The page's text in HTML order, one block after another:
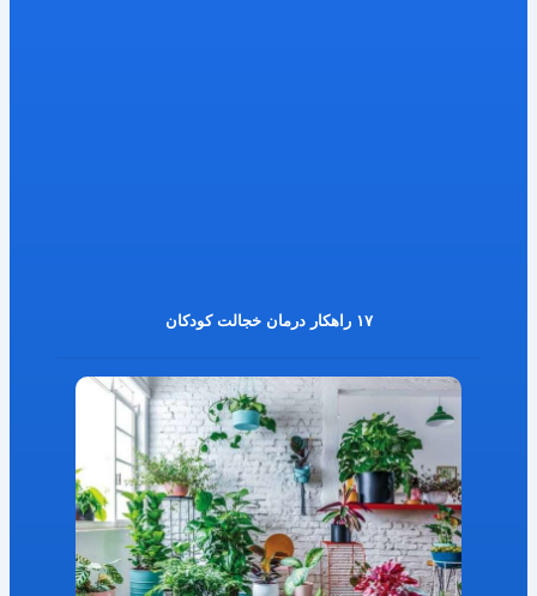
۱۷ راهکار درمان خجالت کودکان